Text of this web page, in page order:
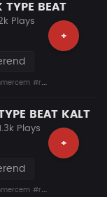
TYPE BEAT
+
Plays
#rafcamora
BEAT KALT
+
Plays
#rafcamora